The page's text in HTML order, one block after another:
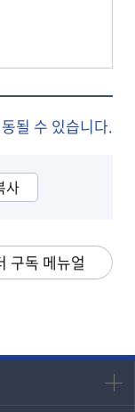
될 수 있습니다.
사
구독 메뉴얼